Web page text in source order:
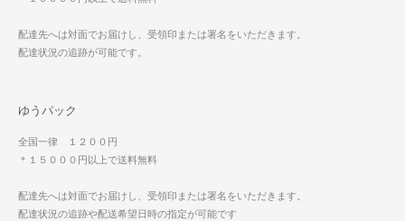
配達先へは対面でお届けし、受領印または署名をいただきます。
配達状況の追跡が可能です。
ゆうパック
全国一律 １２００円
＊１５０００円以上で送料無料
配達先へは対面でお届けし、受領印または署名をいただきます。
配達状況の追跡や配送希望日時の指定が可能です